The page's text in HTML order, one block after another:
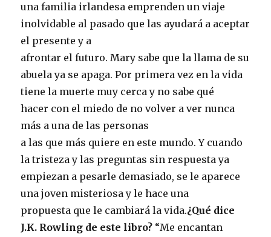
una familia irlandesa emprenden un viaje
inolvidable al pasado que las ayudará a aceptar
el presente y a
afrontar el futuro. Mary sabe que la llama de su
abuela ya se apaga. Por primera vez en la vida
tiene la muerte muy cerca y no sabe qué
hacer con el miedo de no volver a ver nunca
más a una de las personas
a las que más quiere en este mundo. Y cuando
la tristeza y las preguntas sin respuesta ya
empiezan a pesarle demasiado, se le aparece
una joven misteriosa y le hace una
propuesta que le cambiará la vida.¿Qué dice
J.K. Rowling de este libro? “Me encantan